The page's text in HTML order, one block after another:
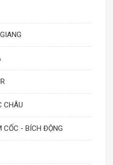
CHÂU
CỐC - BÍCH ĐỘNG